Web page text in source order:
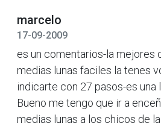
marcelo
17-09-2009
es un comentarios-la mejores
medias lunas faciles la tenes
indicarte con 27 pasos-es una
Bueno me tengo que ir a
medias lunas a los chicos de